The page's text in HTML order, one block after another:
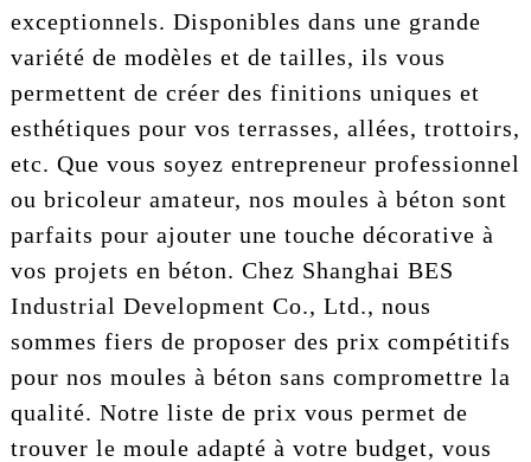
exceptionnels. Disponibles dans une grande
variété de modèles et de tailles, ils vous
permettent de créer des finitions uniques et
esthétiques pour vos terrasses, allées, trottoirs,
etc. Que vous soyez entrepreneur professionnel
ou bricoleur amateur, nos moules à béton sont
parfaits pour ajouter une touche décorative à
vos projets en béton. Chez Shanghai BES
Industrial Development Co., Ltd., nous
sommes fiers de proposer des prix compétitifs
pour nos moules à béton sans compromettre la
qualité. Notre liste de prix vous permet de
trouver le moule adapté à votre budget, vous